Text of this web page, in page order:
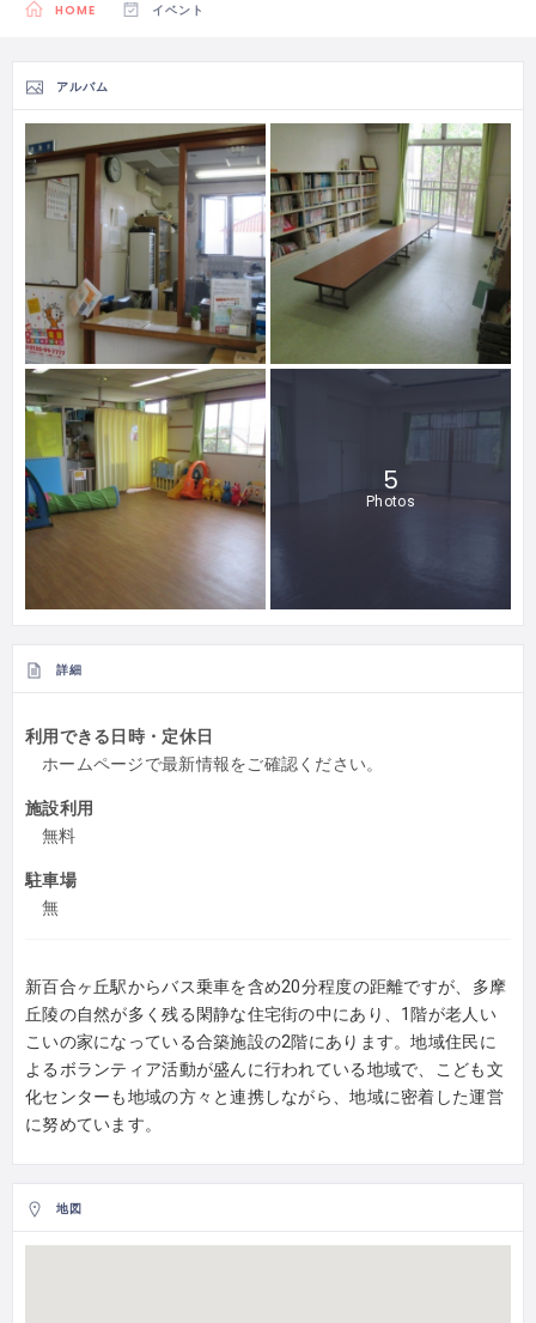
HOME イベント
アルバム
5
Photos
詳細
利用できる日時・定休日
ホームページで最新情報をご確認ください。
施設利用
無料
駐車場
無
新百合ヶ丘駅からバス乗車を含め20分程度の距離ですが、多摩
丘陵の自然が多く残る閑静な住宅街の中にあり、1階が老人い
こいの家になっている合築施設の2階にあります。地域住民に
よるボランティア活動が盛んに行われている地域で、こども文
化センターも地域の方々と連携しながら、地域に密着した運営
に努めています。
地図